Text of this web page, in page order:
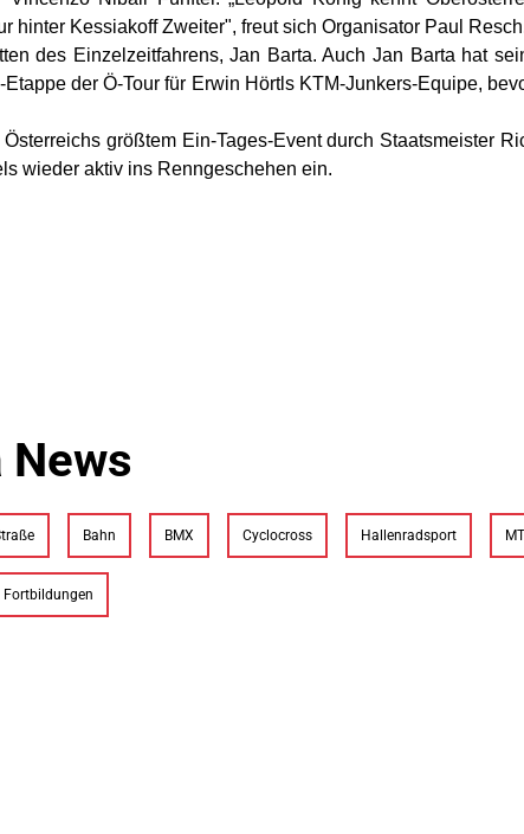
hinter Kessiakoff Zweiter", freut sich Organisator Paul
des Einzelzeitfahrens, Jan Barta. Auch Jan Barta hat
der Ö-Tour für Erwin Hörtls KTM-Junkers-Equipe,
größtem Ein-Tages-Event durch Staatsmeister
wieder aktiv ins Renngeschehen ein.
Bahn BMX Cyclocross Hallenradsport
Fortbildungen